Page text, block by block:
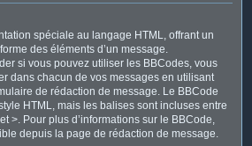
spéciale au langage HTML, offrant un
des éléments d’un message.
si vous pouvez utiliser les BBCodes, vous
dans chacun de vos messages en utilisant
de rédaction de message. Le BBCode
HTML, mais les balises sont incluses entre
>. Pour plus d’informations sur le BBCode,
depuis la page de rédaction de message.